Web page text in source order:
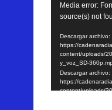
Reproductor
de
vídeo
Media error:
source(s) not
Descargar archivo:
https://
content/uploads/
y_voz_SD-
Descargar archivo:
https://
content/uploads/